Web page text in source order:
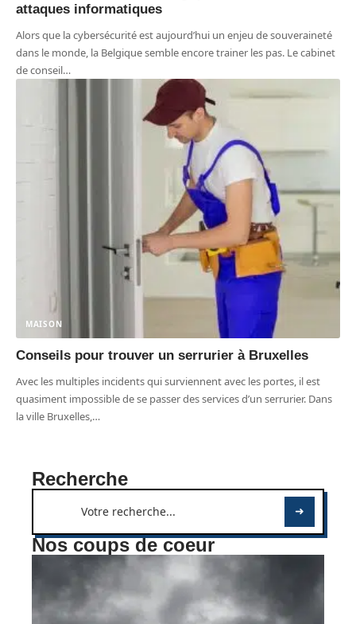
attaques informatiques
Alors que la cybersécurité est aujourd’hui un enjeu de souveraineté
dans le monde, la Belgique semble encore trainer les pas. Le cabinet
de conseil…
MAISON
Conseils pour trouver un serrurier à Bruxelles
Avec les multiples incidents qui surviennent avec les portes, il est
quasiment impossible de se passer des services d’un serrurier. Dans
la ville Bruxelles,…
Recherche
Nos coups de coeur